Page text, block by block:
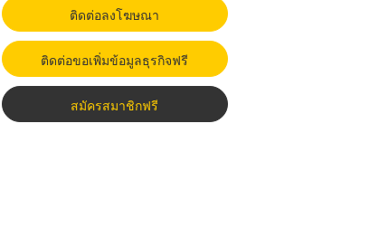
ติดต่อลงโฆษณา
ติดต่อขอเพิ่มข้อมูลธุรกิจฟรี
สมัครสมาชิกฟรี